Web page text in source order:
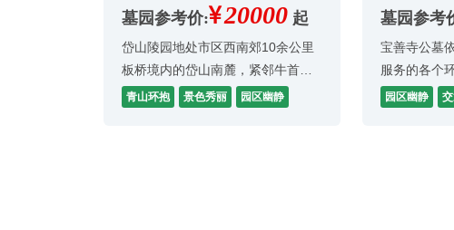
墓园参考价: 20000 起
岱山陵园地处市区西南郊10余公里
板桥境内的岱山南麓，紧邻牛首山
祖唐山风景区，位置在雨花区的边
青山环抱 景色秀丽 园区幽静
墓园参考
宝善寺公墓
服务的各个
文化与现代
园区幽静